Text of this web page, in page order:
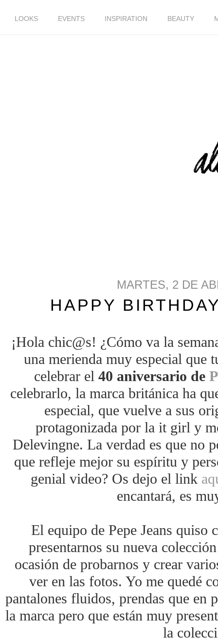
LOOKS EVENTS INSPIRATION BEAUTY
MARTES, 2 DE
HAPPY
¡Hola chic@s! ¿Cómo va la
una merienda muy especial que
celebrar el 40 aniversario de
celebrarlo, la marca británica ha
especial, que vuelve a sus
protagonizada por la it girl y
Delevingne. La verdad es que no
que refleje mejor su espíritu y
genial video? Os dejo el link
encantará, es
El equipo de Pepe Jeans
presentarnos su nueva
ocasión de probarnos y crear
ver en las fotos. Yo me quedé
pantalones fluidos, prendas que en
la marca pero que están muy
la